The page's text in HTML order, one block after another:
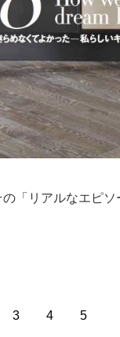
「リアルなエピ
3 4 5